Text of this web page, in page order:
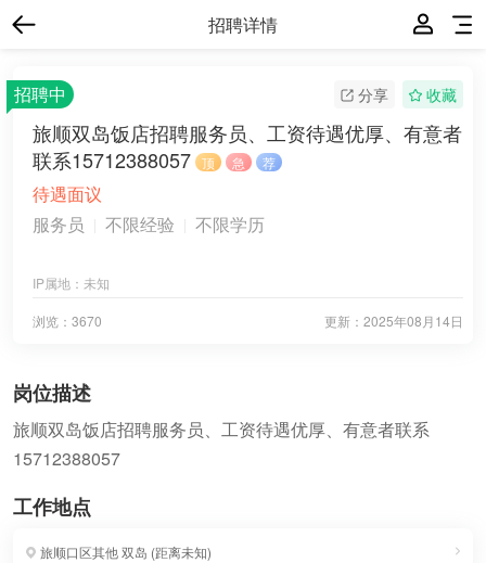
招聘详情
分享 收藏
招聘中
旅顺双岛饭店招聘服务员、工资待遇优厚、有意者
联系15712388057 顶 急 荐
待遇面议
服务员
不限经验 不限学历
IP属地： 未知
更新： 2025年08月14日
浏览：3670
岗位描述
旅顺双岛饭店招聘服务员、工资待遇优厚、有意者联系
15712388057
工作地点
旅顺口区其他双岛 (距离未知)